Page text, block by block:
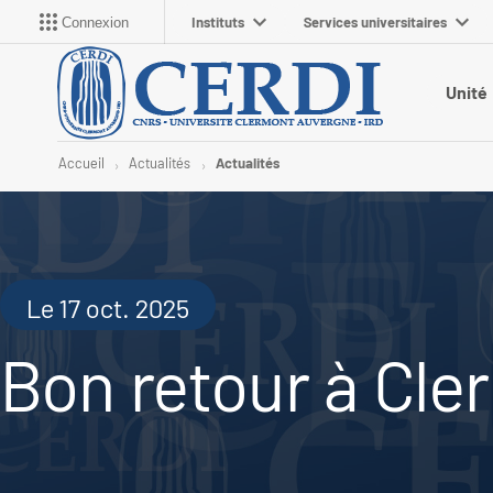
Connexion Instituts Services universitaires
Unité
Accueil Actualités Actualités
Le 17 oct. 2025
Bon retour à